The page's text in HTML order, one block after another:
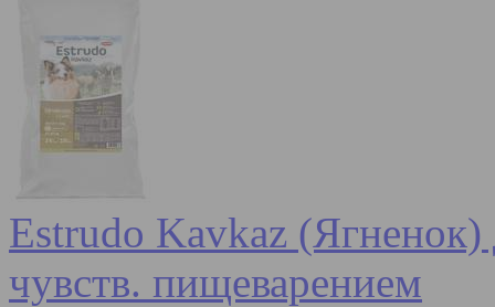
Estrudo Kavkaz (Ягненок)
чувств. пищеварением